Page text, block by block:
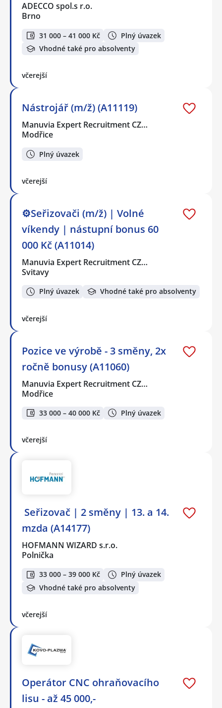
ADECCO spol.s r.o.
Brno
31 000 – 41 000 Kč
Plný úvazek
Vhodné také pro absolventy
včerejší
Nástrojář (m/ž) (A11119)
Manuvia Expert Recruitment CZ…
Modřice
Plný úvazek
včerejší
⚙️Seřizovači (m/ž) | Volné
víkendy | nástupní bonus 60
000 Kč (A11014)
Manuvia Expert Recruitment CZ…
Svitavy
Plný úvazek Vhodné také pro absolventy
včerejší
Pozice ve výrobě - 3 směny, 2x
ročně bonusy (A11060)
Manuvia Expert Recruitment CZ…
Modřice
33 000 – 40 000 Kč Plný úvazek
včerejší
️ Seřizovač | 2 směny | 13. a 14.
mzda (A14177)
HOFMANN WIZARD s.r.o.
Polnička
33 000 – 39 000 Kč
Plný úvazek
Vhodné také pro absolventy
včerejší
Operátor CNC ohraňovacího
lisu - až 45 000,-